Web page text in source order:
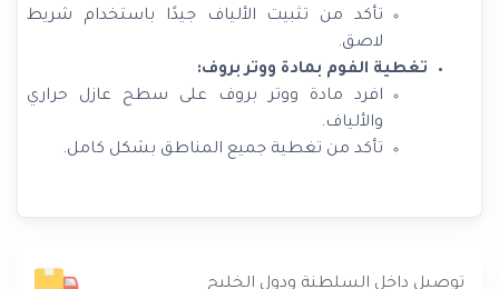
تأكد من تثبيت الألياف جيدًا باستخدام شريط
لاصق.
تغطية الفوم بمادة ووتر بروف:
افرد مادة ووتر بروف على سطح عازل حراري
والألياف.
تأكد من تغطية جميع المناطق بشكل كامل.
توصيل داخل السلطنة ودول الخليج